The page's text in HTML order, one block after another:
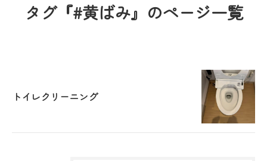
タグ『#黄ばみ』のページ一覧
トイレクリーニング